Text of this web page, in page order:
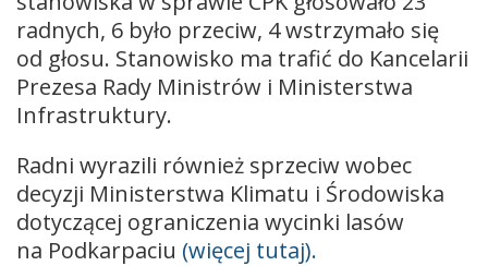
radnych, 6 było przeciw, 4 wstrzymało się
od głosu. Stanowisko ma trafić do Kancelarii
Prezesa Rady Ministrów i Ministerstwa
Infrastruktury.
Radni wyrazili również sprzeciw wobec
decyzji Ministerstwa Klimatu i Środowiska
dotyczącej ograniczenia wycinki lasów
na Podkarpaciu (więcej tutaj).